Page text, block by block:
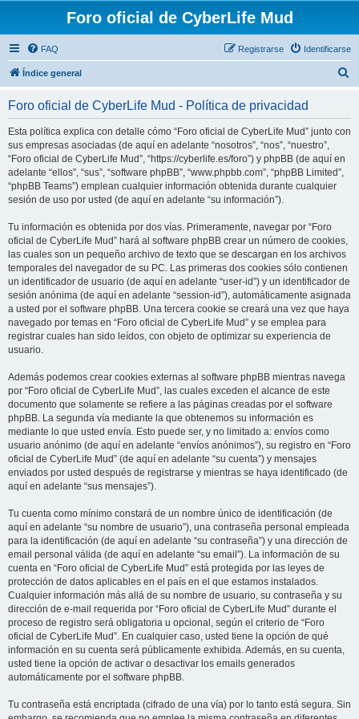
Foro oficial de CyberLife Mud
FAQ Identificarse
Registrarse
Índice general
Foro oficial de CyberLife Mud - Política de privacidad
Esta política explica con detalle cómo “Foro oficial de CyberLife Mud” junto con
sus empresas asociadas (de aquí en adelante “nosotros”, “nos”, “nuestro”,
“Foro oficial de CyberLife Mud”, “https://cyberlife.es/foro”) y phpBB (de aquí en
adelante “ellos”, “sus”, “software phpBB”, “www.phpbb.com”, “phpBB Limited”,
“phpBB Teams”) emplean cualquier información obtenida durante cualquier
sesión de uso por usted (de aquí en adelante “su información”).
Tu información es obtenida por dos vías. Primeramente, navegar por “Foro
oficial de CyberLife Mud” hará al software phpBB crear un número de cookies,
las cuales son un pequeño archivo de texto que se descargan en los archivos
temporales del navegador de su PC. Las primeras dos cookies sólo contienen
un identificador de usuario (de aquí en adelante “user-id”) y un identificador de
sesión anónima (de aquí en adelante “session-id”), automáticamente asignada
a usted por el software phpBB. Una tercera cookie se creará una vez que haya
navegado por temas en “Foro oficial de CyberLife Mud” y se emplea para
registrar cuales han sido leídos, con objeto de optimizar su experiencia de
usuario.
Además podemos crear cookies externas al software phpBB mientras navega
por “Foro oficial de CyberLife Mud”, las cuales exceden el alcance de este
documento que solamente se refiere a las páginas creadas por el software
phpBB. La segunda vía mediante la que obtenemos su información es
mediante lo que usted envía. Esto puede ser, y no limitado a: envíos como
usuario anónimo (de aquí en adelante “envíos anónimos”), su registro en “Foro
oficial de CyberLife Mud” (de aquí en adelante “su cuenta”) y mensajes
enviados por usted después de registrarse y mientras se haya identificado (de
aquí en adelante “sus mensajes”).
Tu cuenta como mínimo constará de un nombre único de identificación (de
aquí en adelante “su nombre de usuario”), una contraseña personal empleada
para la identificación (de aquí en adelante “su contraseña”) y una dirección de
email personal válida (de aquí en adelante “su email”). La información de su
cuenta en “Foro oficial de CyberLife Mud” está protegida por las leyes de
protección de datos aplicables en el país en el que estamos instalados.
Cualquier información más allá de su nombre de usuario, su contraseña y su
dirección de e-mail requerida por “Foro oficial de CyberLife Mud” durante el
proceso de registro será obligatoria u opcional, según el criterio de “Foro
oficial de CyberLife Mud”. En cualquier caso, usted tiene la opción de qué
información en su cuenta será públicamente exhibida. Además, en su cuenta,
usted tiene la opción de activar o desactivar los emails generados
automáticamente por el software phpBB.
Tu contraseña está encriptada (cifrado de una vía) por lo tanto está segura. Sin